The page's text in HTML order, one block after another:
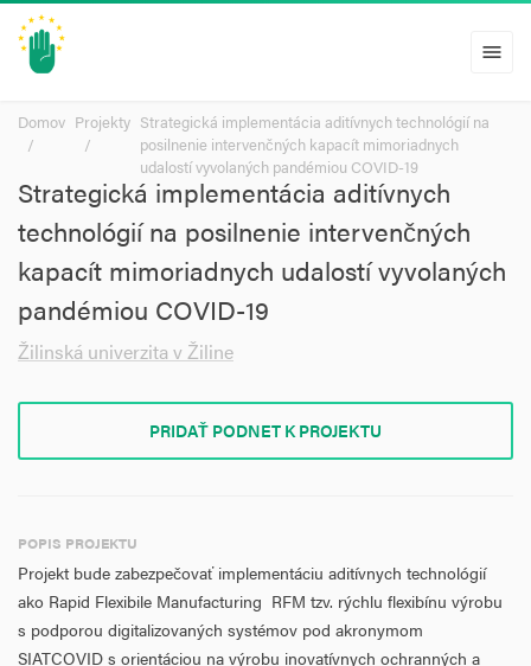
menu
Domov Projekty Strategická implementácia aditívnych technológií na
posilnenie intervenčných kapacít mimoriadnych
udalostí vyvolaných pandémiou COVID-19
Strategická implementácia aditívnych
technológií na posilnenie intervenčných
kapacít mimoriadnych udalostí vyvolaných
pandémiou COVID-19
Žilinská univerzita v Žiline
PRIDAŤ PODNET K PROJEKTU
POPIS PROJEKTU
Projekt bude zabezpečovať implementáciu aditívnych technológií
ako Rapid Flexibile Manufacturing RFM tzv. rýchlu flexibínu výrobu
s podporou digitalizovaných systémov pod akronymom
SIATCOVID s orientáciou na výrobu inovatívnych ochranných a